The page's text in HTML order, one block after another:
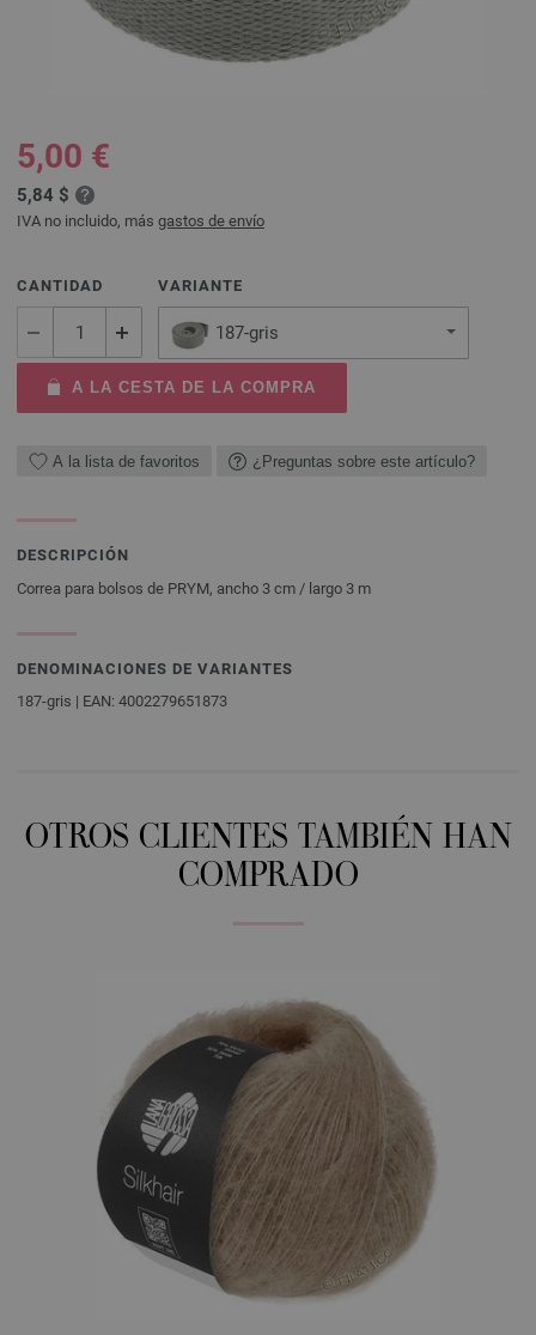
5,00 €
5,84 $
IVA no incluido, más gastos de envío
CANTIDAD VARIANTE
187-gris
A LA CESTA DE LA COMPRA
A la lista de favoritos ¿Preguntas sobre este artículo?
DESCRIPCIÓN
Correa para bolsos de PRYM, ancho 3 cm / largo 3 m
DENOMINACIONES DE VARIANTES
187-gris | EAN: 4002279651873
OTROS CLIENTES TAMBIÉN HAN
COMPRADO